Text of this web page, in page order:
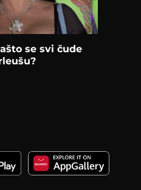
se svi čude